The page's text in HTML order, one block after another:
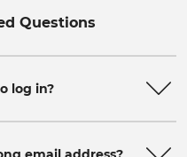
Questions
log in?